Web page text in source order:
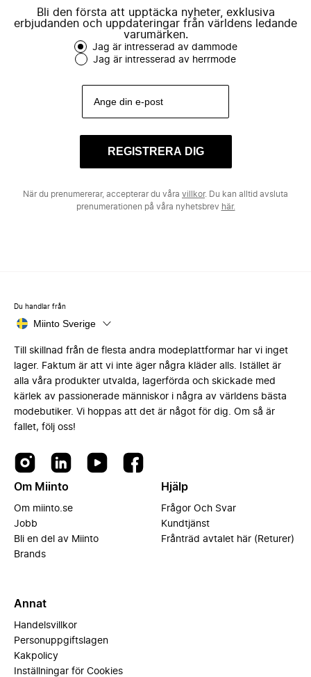
Bli den första att upptäcka nyheter, exklusiva
erbjudanden och uppdateringar från världens ledande
varumärken.
Jag är intresserad av dammode
Jag är intresserad av herrmode
REGISTRERA DIG
När du prenumererar, accepterar du våra villkor. Du kan alltid avsluta
prenumerationen på våra nyhetsbrev här.
Du handlar från
Miinto Sverige
Till skillnad från de flesta andra modeplattformar har vi inget
lager. Faktum är att vi inte äger några kläder alls. Istället är
alla våra produkter utvalda, lagerförda och skickade med
kärlek av passionerade människor i några av världens bästa
modebutiker. Vi hoppas att det är något för dig. Om så är
fallet, följ oss!
Om Miinto
Om miinto.se
Jobb
Bli en del av Miinto
Brands
Hjälp
Frågor Och Svar
Kundtjänst
Frånträd avtalet här (Returer)
Annat
Handelsvillkor
Personuppgiftslagen
Kakpolicy
Inställningar för Cookies